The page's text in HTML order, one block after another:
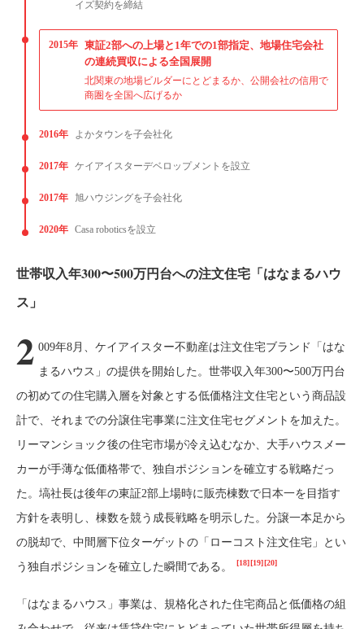
イズ契約を締結
2015年 東証2部への上場と1年での1部指定、地場住宅会社
の連続買収による全国展開
北関東の地場ビルダーにとどまるか、公開会社の信用で
商圏を全国へ広げるか
2016年 よかタウンを子会社化
2017年 ケイアイスターデベロップメントを設立
2017年 旭ハウジングを子会社化
2020年 Casa roboticsを設立
世帯収入年300〜500万円台への注文住宅「はなまるハウ
ス」
2 009年8月、ケイアイスター不動産は注文住宅ブランド「はな
まるハウス」の提供を開始した。世帯収入年300〜500万円台
の初めての住宅購入層を対象とする低価格注文住宅という商品設
計で、それまでの分譲住宅事業に注文住宅セグメントを加えた。
リーマンショック後の住宅市場が冷え込むなか、大手ハウスメー
カーが手薄な低価格帯で、独自ポジションを確立する戦略だっ
た。塙社長は後年の東証2部上場時に販売棟数で日本一を目指す
方針を表明し、棟数を競う成長戦略を明示した。分譲一本足から
の脱却で、中間層下位ターゲットの「ローコスト注文住宅」とい
う独自ポジションを確立した瞬間である。
[18][19][20]
「はなまるハウス」事業は、規格化された住宅商品と低価格の組